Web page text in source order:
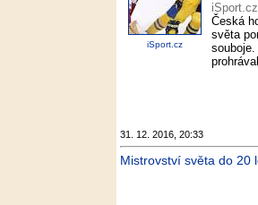
iSport.cz
iSport.cz
Česká
světa
31. 12. 2016, 20:33
Mistrovství světa do 20